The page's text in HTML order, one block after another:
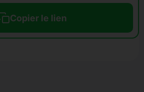
Copier le lien